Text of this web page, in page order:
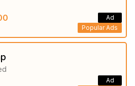
Popular Ads
Ad
Ad